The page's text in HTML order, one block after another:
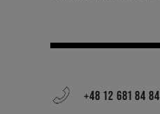
+48 12 681 84 84